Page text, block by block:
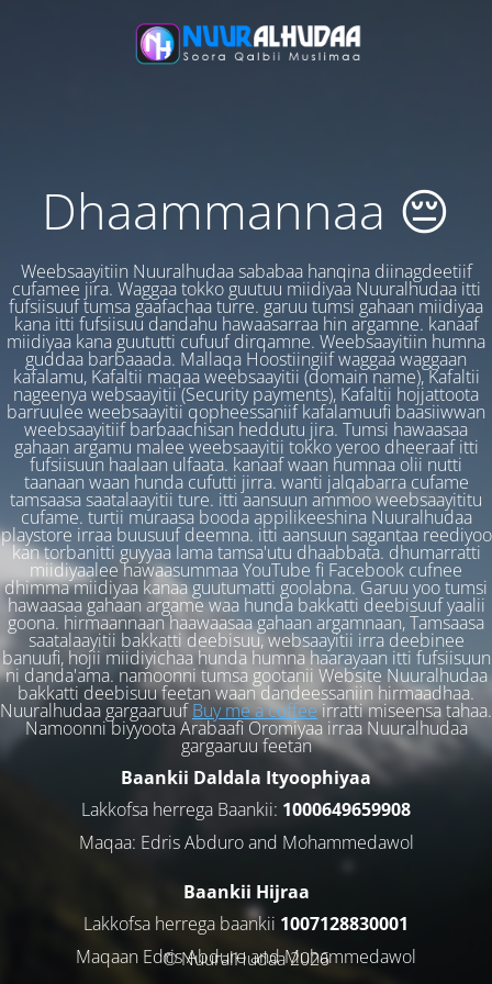
Dhaammannaa 😔
Weebsaayitiin Nuuralhudaa sababaa hanqina diinagdeetiif
cufamee jira. Waggaa tokko guutuu miidiyaa Nuuralhudaa itti
fufsiisuuf tumsa gaafachaa turre. garuu tumsi gahaan miidiyaa
kana itti fufsiisuu dandahu hawaasarraa hin argamne. kanaaf
miidiyaa kana guututti cufuuf dirqamne. Weebsaayitiin humna
guddaa barbaaada. Mallaqa Hoostiingiif waggaa waggaan
kafalamu, Kafaltii maqaa weebsaayitii (domain name), Kafaltii
nageenya websaayitii (Security payments), Kafaltii hojjattoota
barruulee weebsaayitii qopheessaniif kafalamuufi baasiiwwan
weebsaayitiif barbaachisan heddutu jira. Tumsi hawaasaa
gahaan argamu malee weebsaayitii tokko yeroo dheeraaf itti
fufsiisuun haalaan ulfaata. kanaaf waan humnaa olii nutti
taanaan waan hunda cufutti jirra. wanti jalqabarra cufame
tamsaasa saatalaayitii ture. itti aansuun ammoo weebsaayititu
cufame. turtii muraasa booda appilikeeshina Nuuralhudaa
playstore irraa buusuuf deemna. itti aansuun sagantaa reediyoo
kan torbanitti guyyaa lama tamsa'utu dhaabbata. dhumarratti
miidiyaalee hawaasummaa YouTube fi Facebook cufnee
dhimma miidiyaa kanaa guutumatti goolabna. Garuu yoo tumsi
hawaasaa gahaan argame waa hunda bakkatti deebisuuf yaalii
goona. hirmaannaan haawaasaa gahaan argamnaan, Tamsaasa
saatalaayitii bakkatti deebisuu, websaayitii irra deebinee
banuufi, hojii miidiyichaa hunda humna haarayaan itti fufsiisuun
ni danda'ama. namoonni tumsa gootanii Website Nuuralhudaa
bakkatti deebisuu feetan waan dandeessaniin hirmaadhaa.
Nuuralhudaa gargaaruufBuy me a coffeeirratti miseensa tahaa.
Namoonni biyyoota Arabaafi Oromiyaa irraa Nuuralhudaa
gargaaruu feetan
Baankii Daldala Ityoophiyaa
Lakkofsa herrega Baankii: 1000649659908
Maqaa: Edris Abduro and Mohammedawol
Baankii Hijraa
Lakkofsa herrega baankii 1007128830001
Maqaan Edris Abduro and Muhammedawol
© NuuralHudaa 2026